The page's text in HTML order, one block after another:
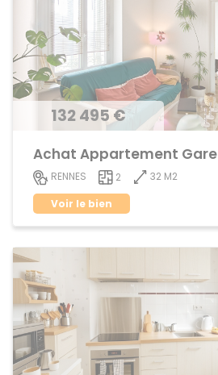
132 495 €
Achat Appartement Gare
RENNES 2
32 M2
Voir le bien